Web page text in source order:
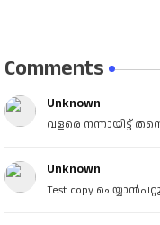
Comments
Unknown
വളരെ നന്നായിട്ട്
Unknown
Test copy